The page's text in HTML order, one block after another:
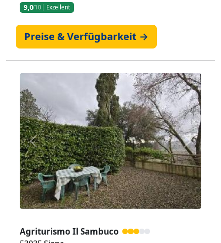
9,0/10 Exzellent
Preise & Verfügbarkeit →
Zurück Weiter
Agriturismo Il Sambuco